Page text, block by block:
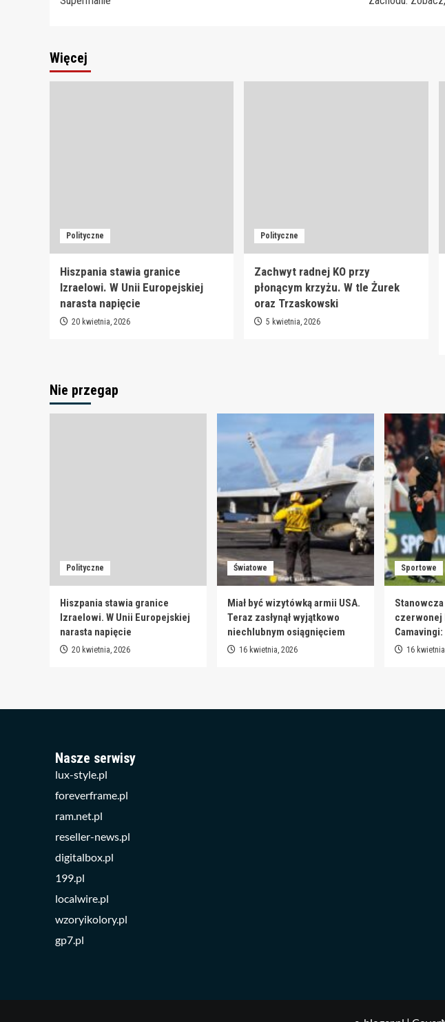
Więcej
Polityczne
Hiszpania stawia granice
Izraelowi. W Unii Europejskiej
narasta napięcie
20 kwietnia, 2026
Polityczne
Zachwyt radnej KO przy
płonącym krzyżu. W tle Żurek
oraz Trzaskowski
5 kwietnia, 2026
Nie przegap
Polityczne
Hiszpania stawia granice
Izraelowi. W Unii Europejskiej
narasta napięcie
20 kwietnia, 2026
Światowe
Miał być wizytówką armii USA.
Teraz zasłynął wyjątkowo
niechlubnym osiągnięciem
16 kwietnia, 2026
Sportowe
czerwonej
Camavingi:
16
Nasze serwisy
lux-style.pl
foreverframe.pl
ram.net.pl
reseller-news.pl
digitalbox.pl
199.pl
localwire.pl
wzoryikolory.pl
gp7.pl